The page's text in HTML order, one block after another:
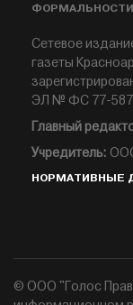
ФОРМАЛЬНОСТИ
Сетевое
газеты
ЭЛ № ФС 77-
Главный
Учредитель:
НОРМАТИВНЫЕ
© ООО "Голос